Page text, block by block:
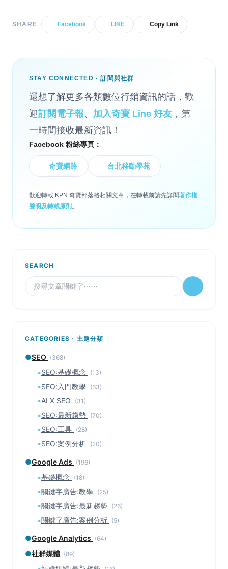
SHARE Facebook LINE Copy Link
STAY CONNECTED · 訂閱與社群
還想了解更多各類數位行銷資訊的話，歡
迎訂閱電子報、 加入奇寶 Line 好友 ，第
一時間接收最新資訊！
Facebook 粉絲專頁：
奇寶網路 台北移動學苑
歡迎轉載 KPN 奇寶部落格相關文章，在轉載前請先詳閱著作權
聲明及轉載原則 。
SEARCH
CATEGORIES · 主題分類
●SEO (368)
▪SEO:基礎概念 (13)
▪SEO:入門教學 (63)
▪AI X SEO (31)
▪SEO:最新趨勢 (70)
▪SEO:工具 (28)
▪SEO:案例分析 (20)
●Google Ads (196)
▪基礎概念 (18)
▪關鍵字廣告:教學 (25)
▪關鍵字廣告:最新趨勢 (26)
▪關鍵字廣告:案例分析 (5)
●Google Analytics (64)
●社群媒體 (89)